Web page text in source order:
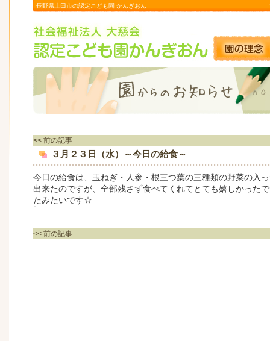
長野県上田市の認定こども園 かんぎおん
<< 前の記事
３月２３日（水）～今日の給食～
今日の給食は、玉ねぎ・人参・根三つ葉の三種類の野菜の入
出来たのですが、全部残さず食べてくれてとても嬉しかった
たみたいです☆
<< 前の記事